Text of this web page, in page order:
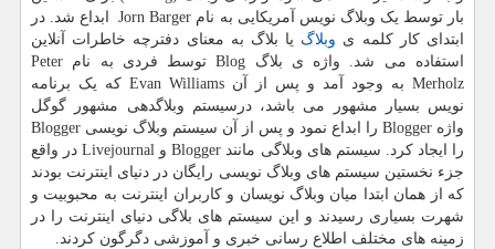
بار توسط یک وبلاگ نویس آمریکایی به نام Jorn Bargerابداع شد. در
ابتدای کار کلمه ی وبلاگ یا بلاگ به معنای دفترچه خاطرات آنلاین
استفاده می شد. واژه ی بلاگ Blogتوسط فردی به نام Peter
Merholz به وجود آمد و پس از آن Evan Williams که یک برنامه
نویس بسیار مشهور می باشد، درسیستم وبلاگدهی مشهور گوگل
واژه Blogger را ابداع نمود و پس از آن سیستم وبلاگ نویسی Blogger
را ایجاد کرد. سیستم های وبلاگی مانند Bloggerو Livejournalدر واقع
جزء نخستین سیستم های وبلاگ نویسی رایگان در دنیای اینترنت بودند
که از همان ابتدا میان وبلاگ نویسان و کاربران اینترنت به محبوبیت و
شهرت بسیاری رسیدند و این سیستم های بلاگی دنیای اینترنت را در
زمینه های مختلف اطلاع رسانی خبری و آموزشی دگرگون کردند.